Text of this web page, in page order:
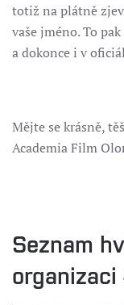
totiž na plátně
vaše jméno. To
a dokonce i v
Mějte se krásně,
Academia Film
Seznam
organizaci